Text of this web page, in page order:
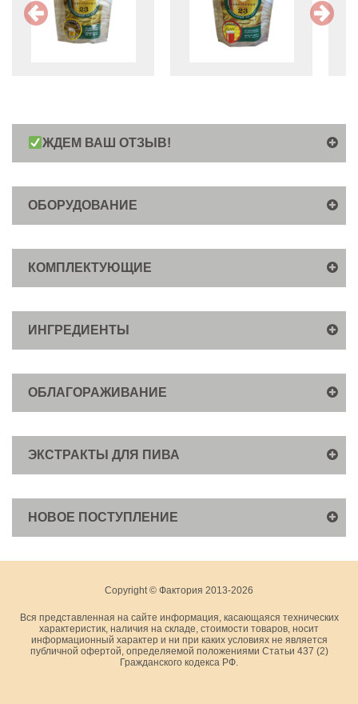
ЖДЕМ ВАШ ОТЗЫВ!
ОБОРУДОВАНИЕ
КОМПЛЕКТУЮЩИЕ
ИНГРЕДИЕНТЫ
ОБЛАГОРАЖИВАНИЕ
ЭКСТРАКТЫ ДЛЯ ПИВА
НОВОЕ ПОСТУПЛЕНИЕ
Copyright © Фактория 2013-2026
Вся представленная на сайте информация, касающаяся технических
характеристик, наличия на складе, стоимости товаров, носит
информационный характер и ни при каких условиях не является
публичной офертой, определяемой положениями Статьи 437 (2)
Гражданского кодекса РФ.